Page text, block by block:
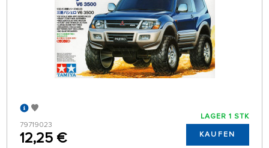
79719023
12,25 €
LAGER 1 STK
KAUFEN